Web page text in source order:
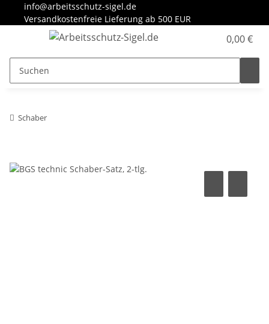
info@arbeitsschutz-sigel.de
Versandkostenfreie Lieferung ab 500 EUR
0,00 €
Schaber